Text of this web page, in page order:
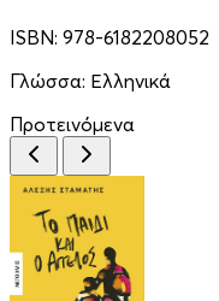
ISBN: 978-6182208052
Γλώσσα: Ελληνικά
Προτεινόμενα